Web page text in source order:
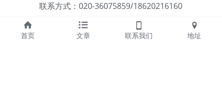
联系方式：020-36075859/18620216160
公司邮箱：service@gaocen.net
首页 文章 联系我们 地址